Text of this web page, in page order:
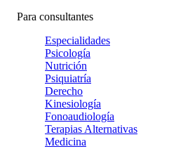
Para consultantes
Especialidades
Psicología
Nutrición
Psiquiatría
Derecho
Kinesiología
Fonoaudiología
Terapias Alternativas
Medicina